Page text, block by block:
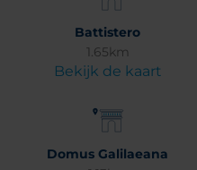
Battistero
1.65km
Bekijk de kaart
Domus Galilaeana